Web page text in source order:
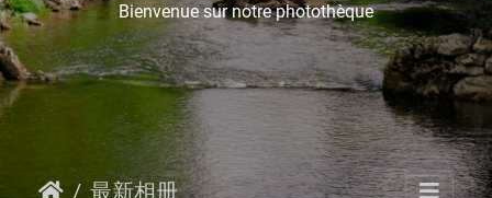
Bienvenue sur notre photothèque
最新相册